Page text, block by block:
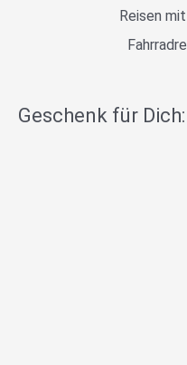
Reisen
Geschenk für Dich: